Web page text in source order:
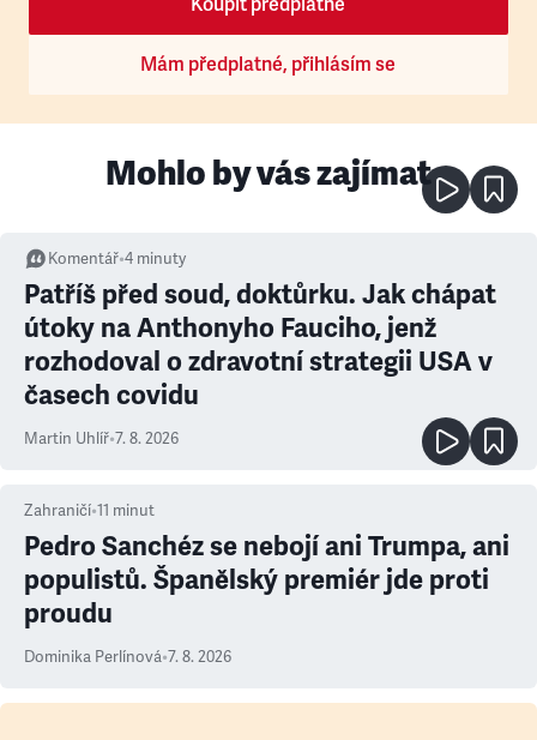
Koupit předplatné
Mám předplatné, přihlásím se
Mohlo by vás zajímat
Komentář•4 minuty
Patříš před soud, doktůrku. Jak chápat
útoky na Anthonyho Fauciho, jenž
rozhodoval o zdravotní strategii USA v
časech covidu
Martin Uhlíř•7. 8. 2026
Zahraničí•11 minut
Pedro Sanchéz se nebojí ani Trumpa, ani
populistů. Španělský premiér jde proti
proudu
Dominika Perlínová•7. 8. 2026